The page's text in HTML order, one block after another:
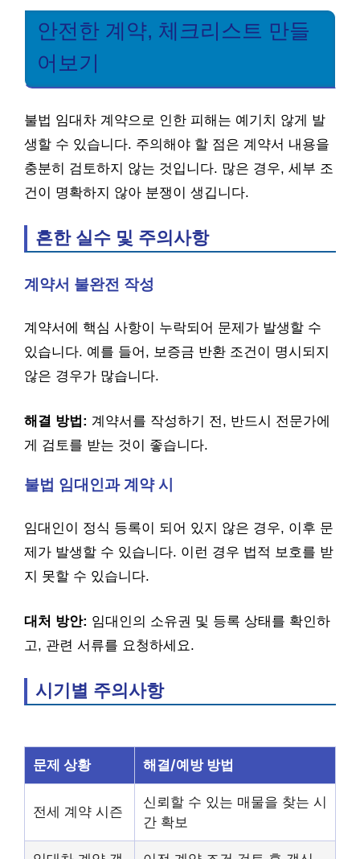
안전한 계약, 체크리스트 만들
어보기
불법 임대차 계약으로 인한 피해는 예기치 않게 발
생할 수 있습니다. 주의해야 할 점은 계약서 내용을
충분히 검토하지 않는 것입니다. 많은 경우, 세부 조
건이 명확하지 않아 분쟁이 생깁니다.
흔한 실수 및 주의사항
계약서 불완전 작성
계약서에 핵심 사항이 누락되어 문제가 발생할 수
있습니다. 예를 들어, 보증금 반환 조건이 명시되지
않은 경우가 많습니다.
해결 방법: 계약서를 작성하기 전, 반드시 전문가에
게 검토를 받는 것이 좋습니다.
불법 임대인과 계약 시
임대인이 정식 등록이 되어 있지 않은 경우, 이후 문
제가 발생할 수 있습니다. 이런 경우 법적 보호를 받
지 못할 수 있습니다.
대처 방안: 임대인의 소유권 및 등록 상태를 확인하
고, 관련 서류를 요청하세요.
시기별 주의사항
문제 상황 해결/예방 방법
전세 계약 시즌
신뢰할 수 있는 매물을 찾는 시
간 확보